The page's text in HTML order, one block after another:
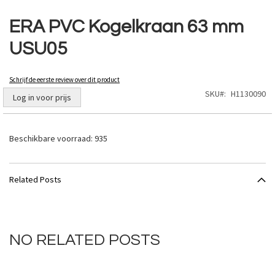
ERA PVC Kogelkraan 63 mm
USU05
Schrijf de eerste review over dit product
Log in voor prijs SKU H1130090
Beschikbare voorraad: 935
naar
het
begin
van
afbeeldingen-
gallerij
Related Posts
NO RELATED POSTS